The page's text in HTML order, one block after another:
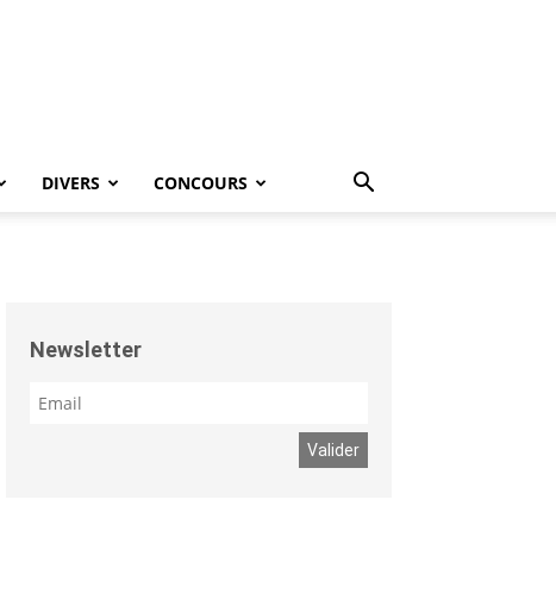
DIVERS CONCOURS
Newsletter